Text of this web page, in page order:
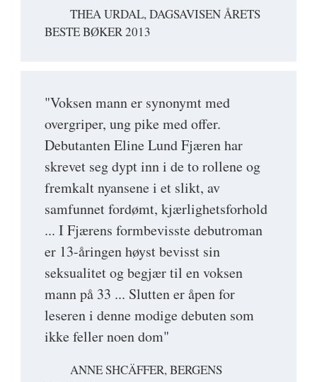
THEA URDAL, DAGSAVISEN ÅRETS
BESTE BØKER 2013
"Voksen mann er synonymt med
overgriper, ung pike med offer.
Debutanten Eline Lund Fjæren har
skrevet seg dypt inn i de to rollene og
fremkalt nyansene i et slikt, av
samfunnet fordømt, kjærlighetsforhold
... I Fjærens formbevisste debutroman
er 13-åringen høyst bevisst sin
seksualitet og begjær til en voksen
mann på 33 ... Slutten er åpen for
leseren i denne modige debuten som
ikke feller noen dom"
ANNE SHCÄFFER, BERGENS